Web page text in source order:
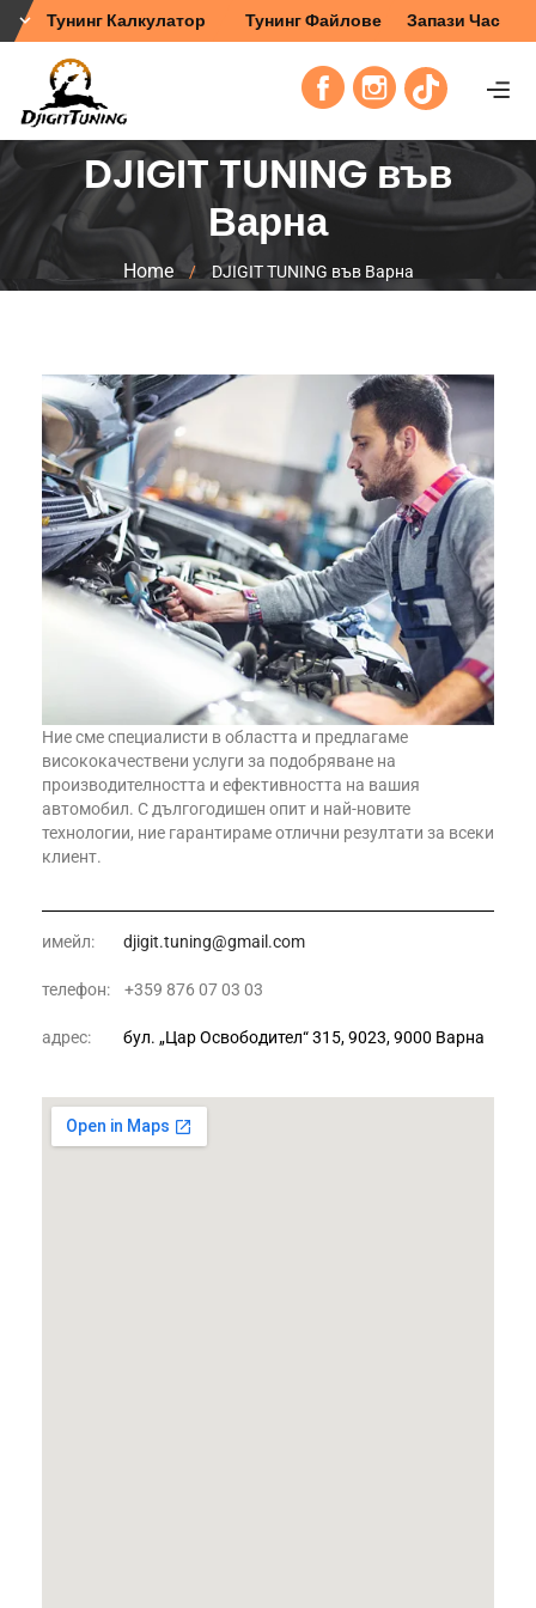
Тунинг Калкулатор Тунинг Файлове Запази Час
DJIGIT TUNING във
Варна
Home / DJIGIT TUNING във Варна
Ние сме специалисти в областта и предлагаме
висококачествени услуги за подобряване на
производителността и ефективността на вашия
автомобил. С дългогодишен опит и най-новите
технологии, ние гарантираме отлични резултати за всеки
клиент.
имейл: djigit.tuning@gmail.com
телефон: +359 876 07 03 03
адрес: бул. „Цар Освободител“ 315, 9023, 9000 Варна